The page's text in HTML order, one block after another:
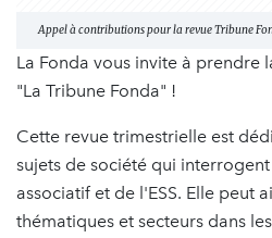
Appel à contributions pour la revue Tribune
La Fonda vous invite à prendre
"La Tribune Fonda" !
Cette revue trimestrielle est
sujets de société qui
associatif et de l'ESS. Elle peut
thématiques et secteurs dans